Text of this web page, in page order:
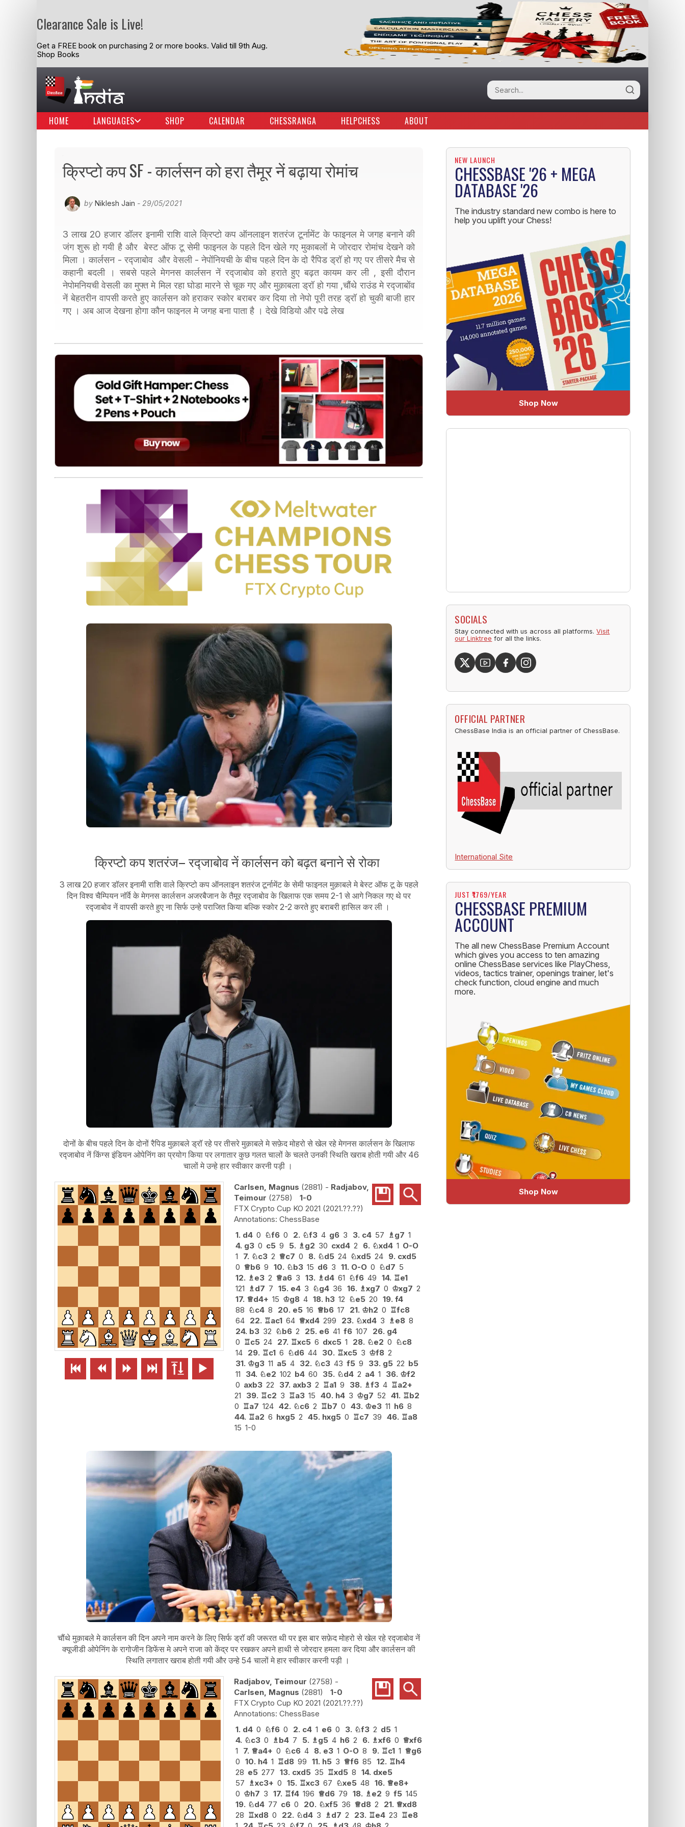
Clearance Sale is Live!
Get a FREE book on purchasing 2 or more books. Valid till 9th Aug.
Shop Books
HOME LANGUAGES SHOP CALENDAR CHESSRANGA HELPCHESS ABOUT
क्रिप्टो कप SF - कार्लसन को हरा तैमूर नें बढ़ाया रोमांच
by Niklesh Jain - 29/05/2021
3 लाख 20 हजार डॉलर इनामी राशि वाले क्रिप्टो कप ऑनलाइन शतरंज टूर्नामेंट के फाइनल मे जगह बनाने की
जंग शुरू हो गयी है और बेस्ट ऑफ टू सेमी फाइनल के पहले दिन खेले गए मुकाबलों मे जोरदार रोमांच देखने को
मिला । कार्लसन - रद्जाबोव और वेसली - नेपोंनियची के बीच पहले दिन के दो रैपिड ड्रॉ हो गए पर तीसरे मैच से
कहानी बदली । सबसे पहले मेगनस कार्लसन नें रद्जाबोव को हराते हुए बढ़त कायम कर ली , इसी दौरान
नेपोमनियची वेसली का मुफ्त मे मिल रहा घोडा मारने से चूक गए और मुक़ाबला ड्रॉ हो गया ,चौंथे राउंड मे रद्जाबोंव
नें बेहतरीन वापसी करते हुए कार्लसन को हराकर स्कोर बराबर कर दिया तो नेपो पूरी तरह ड्रॉ हो चुकी बाजी हार
गए । अब आज देखना होगा कौन फाइनल मे जगह बना पाता है । देखे विडियो और पढे लेख
क्रिप्टो कप शतरंज– रद्जाबोव नें कार्लसन को बढ़त बनाने से रोका
3 लाख 20 हजार डॉलर इनामी राशि वाले क्रिप्टो कप ऑनलाइन शतरंज टूर्नामेंट के सेमी फाइनल मुक़ाबले मे बेस्ट ऑफ टू के पहले
दिन विश्व चैम्पियन नॉर्वे के मेगनस कार्लसन अजरबैजान के तैमूर रद्जाबोव के खिलाफ एक समय 2-1 से आगे निकल गए थे पर
रद्जाबोव नें वापसी करते हुए ना सिर्फ उन्हे पराजित किया बल्कि स्कोर 2-2 करते हुए बराबरी हासिल कर ली ।
दोनों के बीच पहले दिन के दोनों रैपिड मुक़ाबले ड्रॉ रहे पर तीसरे मुक़ाबले मे सफ़ेद मोहरो से खेल रहे मेगनस कार्लसन के खिलाफ
रद्जाबोव नें किंग्स इंडियन ओपेनिंग का प्रयोग किया पर लगातार कुछ गलत चालों के चलते उनकी स्थिति खराब होती गयी और 46
चालों मे उन्हे हार स्वीकार करनी पड़ी ।
     
Carlsen, Magnus 2881 - Radjabov,
Teimour 2758
1-0
FTX Crypto Cup KO 2021 2021.??.??
ChessBase
1. d4 0 ♘f6 0 2. ♘f3 4 g6 3 3. c4 57 ♗ g7 1
4. g3 0 c5 9 5. ♗ g2 30 cxd4 2 6. ♘xd4 1 O-O
1
7. ♘c3 2 ♕c7 0 8. ♘d5 24 ♘xd5 24 9. cxd5
0 ♕b6 9 10. ♘b3 15 d6 3 11. O-O 0 ♘d7 5
12. ♗ e3 2 ♕a6 3 13. ♗ d4 61 ♘f6 49 14. ♖e1
121
♗ d7 7 15. e4 3 ♘g4 36 16. ♗xg7 0 ♔xg7 2
17. ♕d4+ 15 ♔g8 4 18. h3 12 ♘e5 20 19. f4
88 ♘c4 8 20. e5 16 ♕b6 17 21. ♔h2 0 ♖fc8
64 22. ♖ac1 64 ♕xd4 299 23. ♘xd4 3 ♗ e8 8
24. b3 32 ♘b6 2 25. e6 41 f6 107 26. g4
0 ♖c5 24 27. ♖xc5 6 dxc5 1 28. ♘e2 0 ♘c8
14 29. ♖c1 6 ♘d6 44 30. ♖xc5 3 ♔f8 2
31. ♔g3 11 a5 4 32. ♘c3 43 f5 9 33. g5 22 b5
11
34. ♘e2 102 b4 60 35. ♘d4 2 a4 1 36. ♔f2
0 axb3 22 37. axb3 2 ♖a1 9 38. ♗f3 4 ♖a2+
21
39. ♖c2 3 ♖a3 15 40. h4 3 ♔g7 52 41. ♖b2
0 ♖a7 124 42. ♘c6 2 ♖b7 0 43. ♔e3 11 h6 8
44. ♖a2 6 hxg5 2 45. hxg5 0 ♖c7 39 46. ♖a8
15 1-0
चौंथे मुक़ाबले मे कार्लसन की दिन अपने नाम करने के लिए सिर्फ ड्रॉ की जरूरत थी पर इस बार सफ़ेद मोहरो से खेल रहे रद्जाबोव नें
क्यूजीडी ओपेनिंग के रागोजीन डिफेंस मे अपने राजा को केंद्र पर रखकर अपने हाथी से जोरदार हमला कर दिया और कार्लसन की
स्थिति लगातार खराब होती गयी और उन्हे 54 चालों मे हार स्वीकार करनी पड़ी ।
Radjabov, Teimour 2758
-
Carlsen, Magnus 2881
1-0
FTX Crypto Cup KO 2021 2021.??.??
ChessBase
1. d4 0 ♘f6 0 2. c4 1 e6 0 3. ♘f3 2 d5 1
4. ♘c3 0 ♗b4 7 5. ♗g5 4 h6 2 6. ♗xf6 0 ♕xf6
1
7. ♕a4+ 0 ♘c6 4 8. e3 1 O-O 8 9. ♖c1 1 ♕g6
0 10. h4 1 ♖d8 99 11. h5 3 ♕f6 85 12. ♖h4
28 e5 277 13. cxd5 35 ♖xd5 8 14. dxe5
57 ♗xc3+ 0 15. ♖xc3 67 ♘xe5 48 16. ♕e8+
0 ♔h7 3 17. ♖f4 196 ♕d6 79 18. ♗e2 9 f5 145
19. ♘d4 77 c6 0 20. ♘xf5 36 ♕d8 2 21. ♕xd8
28 ♖xd8 0 22. ♘d4 3 ♗d7 2 23. ♖e4 23 ♖e8
NEW LAUNCH
CHESSBASE '26 + MEGA
DATABASE '26
The industry standard new combo is here to
help you uplift your Chess!
Shop Now
SOCIALS
Stay connected with us across all platforms.Visit
our Linktree for all the links.
OFFICIAL PARTNER
ChessBase India is an official partner of ChessBase.
International Site
JUST ₹1769/YEAR
CHESSBASE PREMIUM
ACCOUNT
The all new ChessBase Premium Account
which gives you access to ten amazing
online ChessBase services like PlayChess,
videos, tactics trainer, openings trainer, let's
check function, cloud engine and much
more.
Shop Now